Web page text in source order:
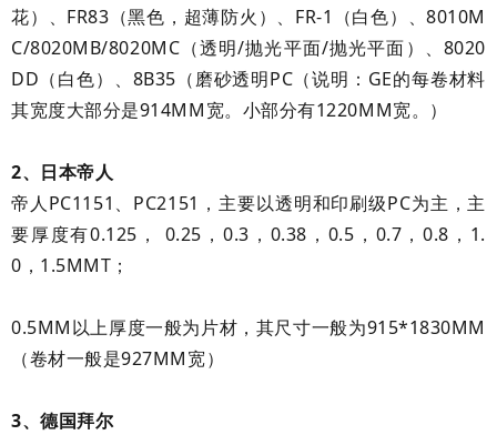
花）、FR83（黑色，超薄防火）、FR-1（白色）、8010M
C/8020MB/8020MC（透明/抛光平面/抛光平面）、8020
DD（白色）、8B35（磨砂透明PC（说明：GE的每卷材料
其宽度大部分是914MM宽。小部分有1220MM宽。）
2、日本帝人
帝人PC1151、PC2151，主要以透明和印刷级PC为主，主
要厚度有0.125， 0.25，0.3，0.38，0.5，0.7，0.8，1.
0，1.5MMT；
0.5MM以上厚度一般为片材，其尺寸一般为915*1830MM
（卷材一般是927MM宽）
3、德国拜尔